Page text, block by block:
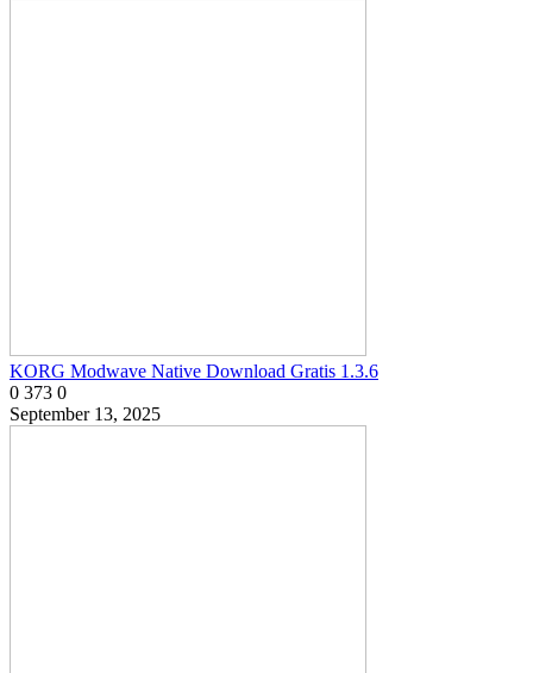
KORG Modwave Native Download Gratis 1.3.6
0 373 0
September 13, 2025